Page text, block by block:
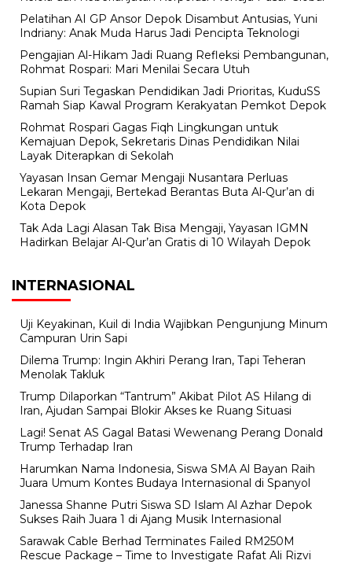
Pelatihan AI GP Ansor Depok Disambut Antusias, Yuni
Indriany: Anak Muda Harus Jadi Pencipta Teknologi
Pengajian Al-Hikam Jadi Ruang Refleksi Pembangunan,
Rohmat Rospari: Mari Menilai Secara Utuh
Supian Suri Tegaskan Pendidikan Jadi Prioritas, KuduSS
Ramah Siap Kawal Program Kerakyatan Pemkot Depok
Rohmat Rospari Gagas Fiqh Lingkungan untuk
Kemajuan Depok, Sekretaris Dinas Pendidikan Nilai
Layak Diterapkan di Sekolah
Yayasan Insan Gemar Mengaji Nusantara Perluas
Lekaran Mengaji, Bertekad Berantas Buta Al-Qur’an di
Kota Depok
Tak Ada Lagi Alasan Tak Bisa Mengaji, Yayasan IGMN
Hadirkan Belajar Al-Qur’an Gratis di 10 Wilayah Depok
INTERNASIONAL
Uji Keyakinan, Kuil di India Wajibkan Pengunjung Minum
Campuran Urin Sapi
Dilema Trump: Ingin Akhiri Perang Iran, Tapi Teheran
Menolak Takluk
Trump Dilaporkan “Tantrum” Akibat Pilot AS Hilang di
Iran, Ajudan Sampai Blokir Akses ke Ruang Situasi
Lagi! Senat AS Gagal Batasi Wewenang Perang Donald
Trump Terhadap Iran
Harumkan Nama Indonesia, Siswa SMA Al Bayan Raih
Juara Umum Kontes Budaya Internasional di Spanyol
Janessa Shanne Putri Siswa SD Islam Al Azhar Depok
Sukses Raih Juara 1 di Ajang Musik Internasional
Sarawak Cable Berhad Terminates Failed RM250M
Rescue Package – Time to Investigate Rafat Ali Rizvi